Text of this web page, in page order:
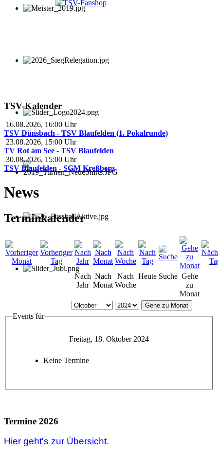
TSV-Kalender
16.08.2026, 16:00 Uhr
TSV Dünsbach - TSV Blaufelden (1. Pokalrunde)
23.08.2026, 15:00 Uhr
TV Rot am See - TSV Blaufelden
30.08.2026, 15:00 Uhr
TSV Blaufelden - SGM Kreßberg
News
Terminkalender
Nach
Jahr
Nach
Monat
Nach
Woche
Heute Suche Gehe
zu
Monat
Gehe zu Monat
Events für
Freitag, 18. Oktober 2024
Keine Termine
Termine 2026
Hier geht's zur Übersicht.